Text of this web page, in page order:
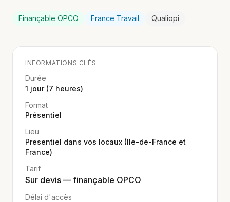
Finançable OPCO France Travail Qualiopi
INFORMATIONS CLÉS
Durée
1 jour (7 heures)
Format
Présentiel
Lieu
Presentiel dans vos locaux (Ile-de-France et
France)
Tarif
Sur devis — finançable OPCO
Délai d'accès